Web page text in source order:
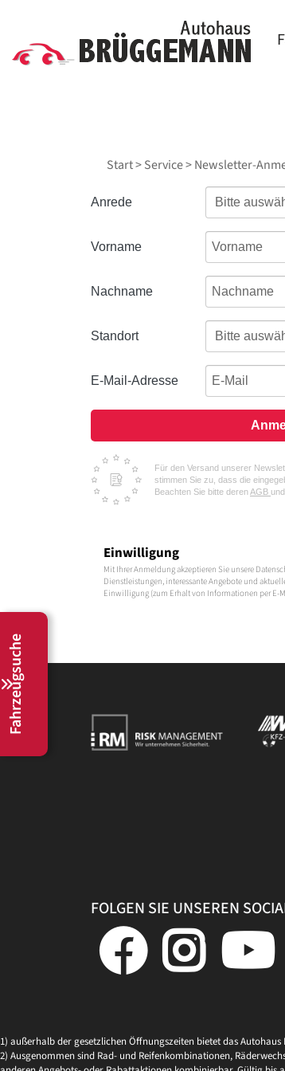
Start>Service> Newsletter-
Anrede
Vorname
Nachname
Standort
E-Mail-Adresse
Für den Versand unserer
stimmen Sie zu, dass die
Beachten Sie bitte derenAGB und
Einwilligung
Mit Ihrer Anmeldung akzeptieren Sie unsere
Dienstleistungen, interessante Angebote und
Einwilligung (zum Erhalt von Informationen per E-
FOLGEN SIE UNSEREN
Fahrzeugsuche
1) außerhalb der gesetzlichen Öffnungszeiten bietet das
2) Ausgenommen sind Rad- und Reifenkombinationen,